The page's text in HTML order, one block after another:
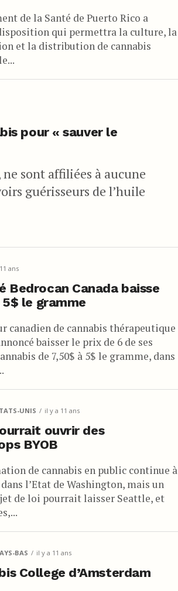
de la Santé de Puerto Rico a
qui permettra la culture, la
et la distribution de cannabis
pour « sauver le
ne sont affiliées à aucune
guérisseurs de l’huile
ans
Bedrocan Canada baisse
le gramme
canadien de cannabis thérapeutique
baisser le prix de 6 de ses
de 7,50$ à 5$ le gramme, dans
UNIS il y a 11 ans
ouvrir des
BYOB
de cannabis en public continue à
l’Etat de Washington, mais un
de loi pourrait laisser Seattle, et
BAS il y a 11 ans
College d’Amsterdam